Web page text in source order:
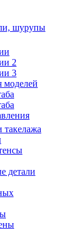
шурупы
2
3
моделей
такелажа
детали